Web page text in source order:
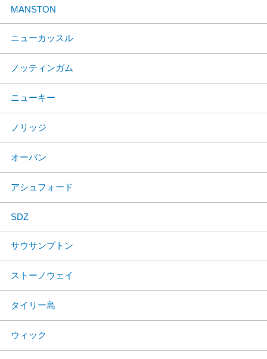
MANSTON
ニューカッスル
ノッティンガム
ニューキー
ノリッジ
オーバン
アシュフォード
SDZ
サウサンプトン
ストーノウェイ
タイリー島
ウィック